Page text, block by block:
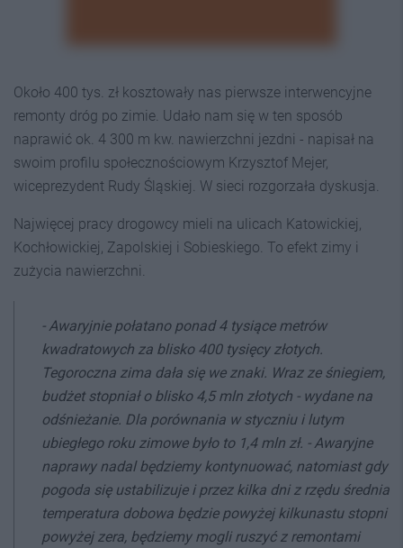
Około 400 tys. zł kosztowały nas pierwsze interwencyjne
remonty dróg po zimie. Udało nam się w ten sposób
naprawić ok. 4 300 m kw. nawierzchni jezdni - napisał na
swoim profilu społecznościowym Krzysztof Mejer,
wiceprezydent Rudy Śląskiej. W sieci rozgorzała dyskusja.
Najwięcej pracy drogowcy mieli na ulicach Katowickiej,
Kochłowickiej, Zapolskiej i Sobieskiego. To efekt zimy i
zużycia nawierzchni.
- Awaryjnie połatano ponad 4 tysiące metrów
kwadratowych za blisko 400 tysięcy złotych.
Tegoroczna zima dała się we znaki. Wraz ze śniegiem,
budżet stopniał o blisko 4,5 mln złotych - wydane na
odśnieżanie. Dla porównania w styczniu i lutym
ubiegłego roku zimowe było to 1,4 mln zł. - Awaryjne
naprawy nadal będziemy kontynuować, natomiast gdy
pogoda się ustabilizuje i przez kilka dni z rzędu średnia
temperatura dobowa będzie powyżej kilkunastu stopni
powyżej zera, będziemy mogli ruszyć z remontami